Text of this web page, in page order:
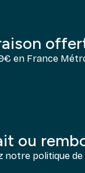
en France
ou
notre politique